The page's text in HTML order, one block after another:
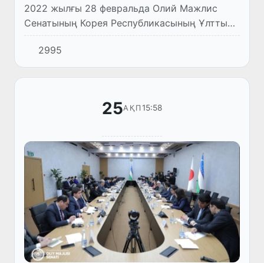
2022 жылғы 28 февральда Олий Мажлис
Сенатының Корея Республикасының Ұлттық
Ассамблеясымен ынтымақтастық бойынша
комиссиясының бірінші мәжілісі өтті.
Мәжілісті Сенаттың Төрайымы Т.Н...
2995
25АҚП 15:58